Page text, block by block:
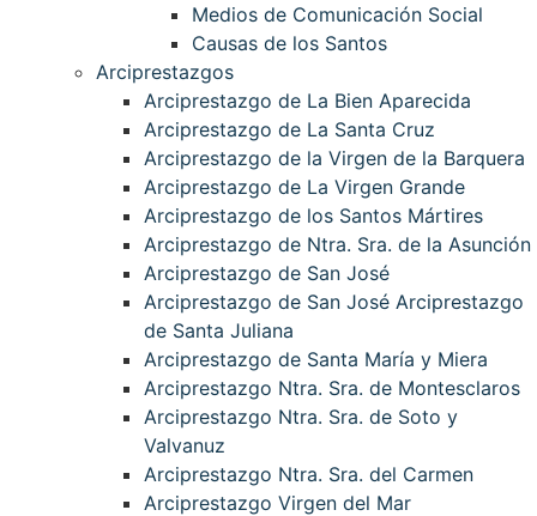
Medios de Comunicación Social
Causas de los Santos
Arciprestazgos
Arciprestazgo de La Bien Aparecida
Arciprestazgo de La Santa Cruz
Arciprestazgo de la Virgen de la Barquera
Arciprestazgo de La Virgen Grande
Arciprestazgo de los Santos Mártires
Arciprestazgo de Ntra. Sra. de la Asunción
Arciprestazgo de San José
Arciprestazgo de San José Arciprestazgo
de Santa Juliana
Arciprestazgo de Santa María y Miera
Arciprestazgo Ntra. Sra. de Montesclaros
Arciprestazgo Ntra. Sra. de Soto y
Valvanuz
Arciprestazgo Ntra. Sra. del Carmen
Arciprestazgo Virgen del Mar